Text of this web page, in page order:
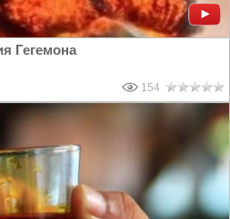
Гегемона
154